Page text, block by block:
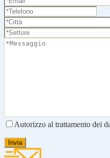
Autorizzo al trattamento dei